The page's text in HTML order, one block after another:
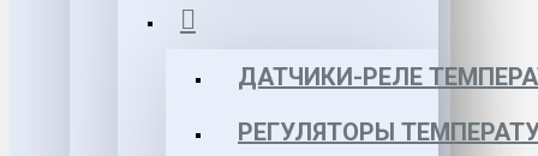
ДАТЧИКИ-РЕЛЕ
РЕГУЛЯТОРЫ